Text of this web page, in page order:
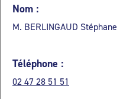
Nom :
M. BERLINGAUD Stéphane
Téléphone :
02 47 28 51 51